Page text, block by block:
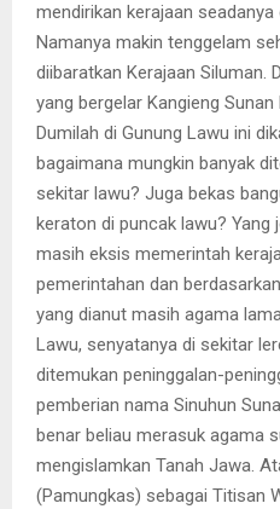
mendirikan kerajaan
Namanya makin tenggelam
diibaratkan Kerajaan Siluman.
yang bergelar Kangieng
Dumilah di Gunung Lawu ini
bagaimana mungkin banyak
sekitar lawu? Juga bekas
keraton di puncak lawu? Yang
masih eksis memerintah
pemerintahan dan
yang dianut masih agama
Lawu, senyatanya di sekitar
ditemukan peninggalan-
pemberian nama Sinuhun
benar beliau merasuk agama
mengislamkan Tanah Jawa.
(Pamungkas) sebagai Titisan